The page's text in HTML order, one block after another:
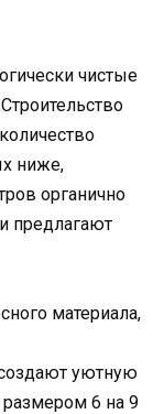
чистые
ниже,
органично
предлагают
материала,
уютную
6 на 9